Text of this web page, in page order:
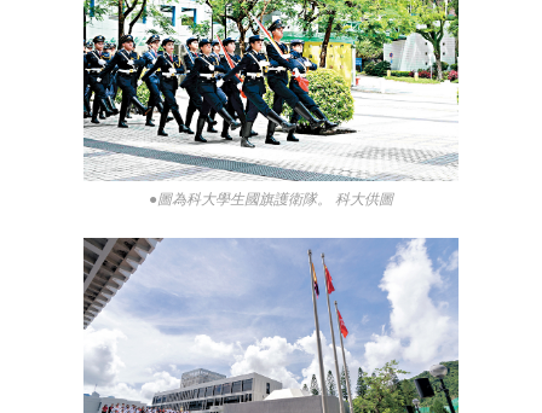
●圖為科大學生國旗護衛隊。 科大供圖